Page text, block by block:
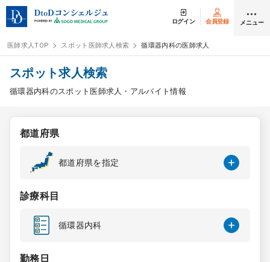
ログイン 会員登録 メニュー
ログイン
医師求人
常勤検索
スポット検索
DtoDの転職・
医師求人TOP スポット医師求人検索 循環器内科の医師求人
スポット求人検索
循環器内科のスポット医師求人・アルバイト情報
都道府県
都道府県を指定
診療科目
循環器内科
勤務日